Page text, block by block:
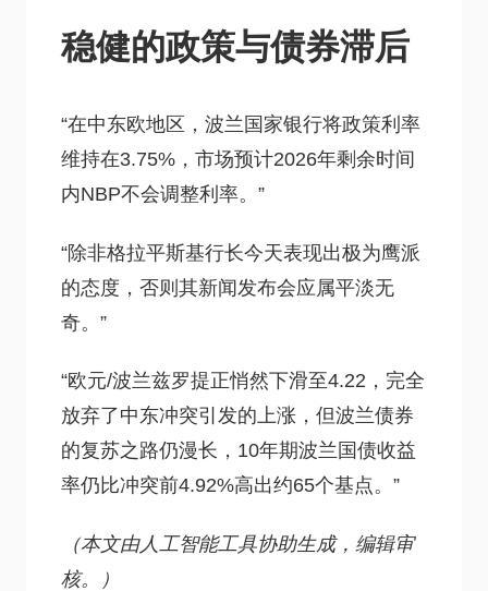
稳健的政策与债券滞后
“在中东欧地区，波兰国家银行将政策利率
维持在3.75%，市场预计2026年剩余时间
内NBP不会调整利率。”
“除非格拉平斯基行长今天表现出极为鹰派
的态度，否则其新闻发布会应属平淡无
奇。”
“欧元/波兰兹罗提正悄然下滑至4.22，完全
放弃了中东冲突引发的上涨，但波兰债券
的复苏之路仍漫长，10年期波兰国债收益
率仍比冲突前4.92%高出约65个基点。”
（本文由人工智能工具协助生成，编辑审
核。）